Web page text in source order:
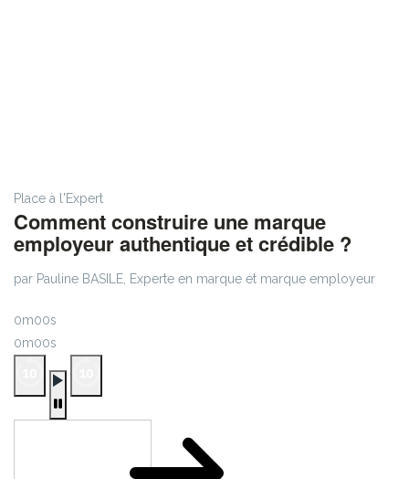
Place à l'Expert
Comment construire une marque
employeur authentique et crédible ?
par Pauline BASILE, Experte en marque et marque employeur
0m00s
0m00s